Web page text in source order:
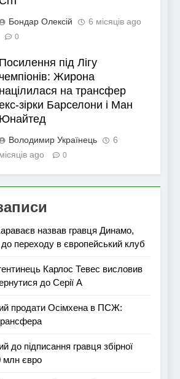
Бондар Олексій 6 місяців ago
0
Посилення під Лігу
чемпіонів: Жирона
націлилася на трансфер
зірки Барселони і Ман
Юнайтед
Володимир Українець
6
місяців ago
0
назвав гравця Динамо,
до переходу в європейський клуб
Карлос Тевес висловив
до Серії А
продати Осімхена в ПСЖ:
до підписання гравця збірної
млн євро